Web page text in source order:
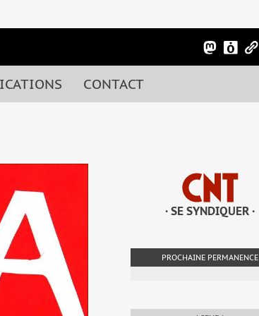
CONTACT
· SE SYNDIQUER ·
PROCHAINE PERMANENCE